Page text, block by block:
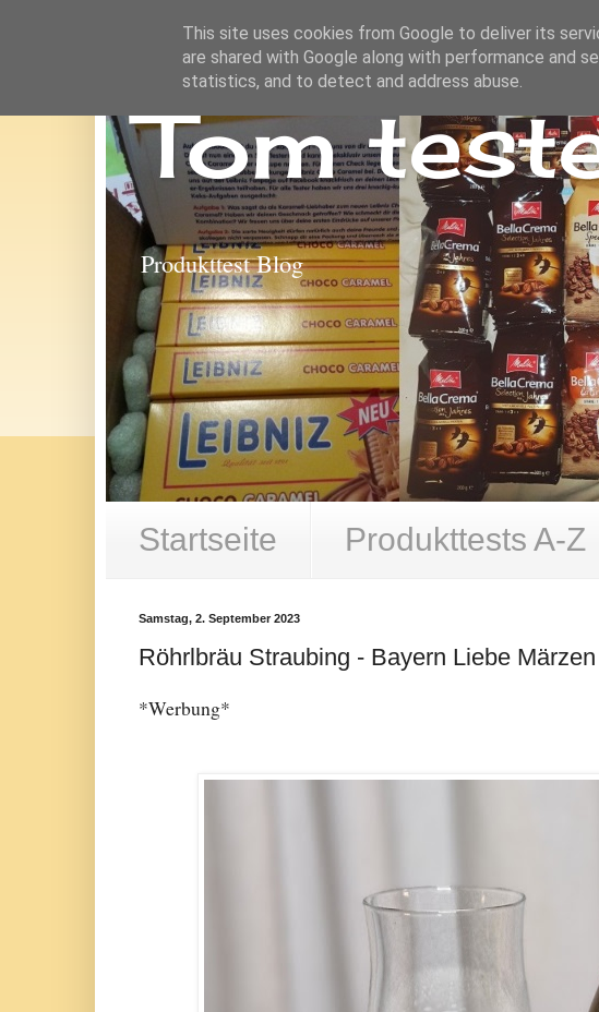
Tom
Produkttest Blog
Startseite Produkttests A-Z
Samstag, 2. September 2023
Röhrlbräu Straubing - Bayern Liebe
*Werbung*
This site uses cookies from Google to deliver its
are shared with Google along with performance and
statistics, and to detect and address abuse.